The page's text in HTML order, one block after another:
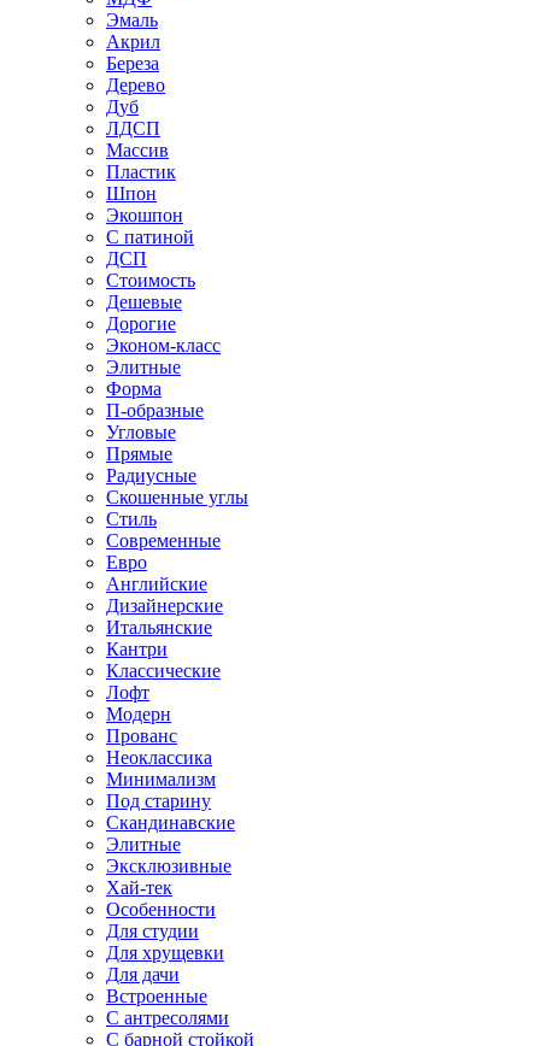
Эмаль
Акрил
Береза
Дерево
Дуб
ЛДСП
Массив
Пластик
Шпон
Экошпон
С патиной
ДСП
Стоимость
Дешевые
Дорогие
Эконом-класс
Элитные
Форма
П-образные
Угловые
Прямые
Радиусные
Скошенные углы
Стиль
Современные
Евро
Английские
Дизайнерские
Итальянские
Кантри
Классические
Лофт
Модерн
Прованс
Неоклассика
Минимализм
Под старину
Скандинавские
Элитные
Эксклюзивные
Хай-тек
Особенности
Для студии
Для хрущевки
Для дачи
Встроенные
С антресолями
С барной стойкой